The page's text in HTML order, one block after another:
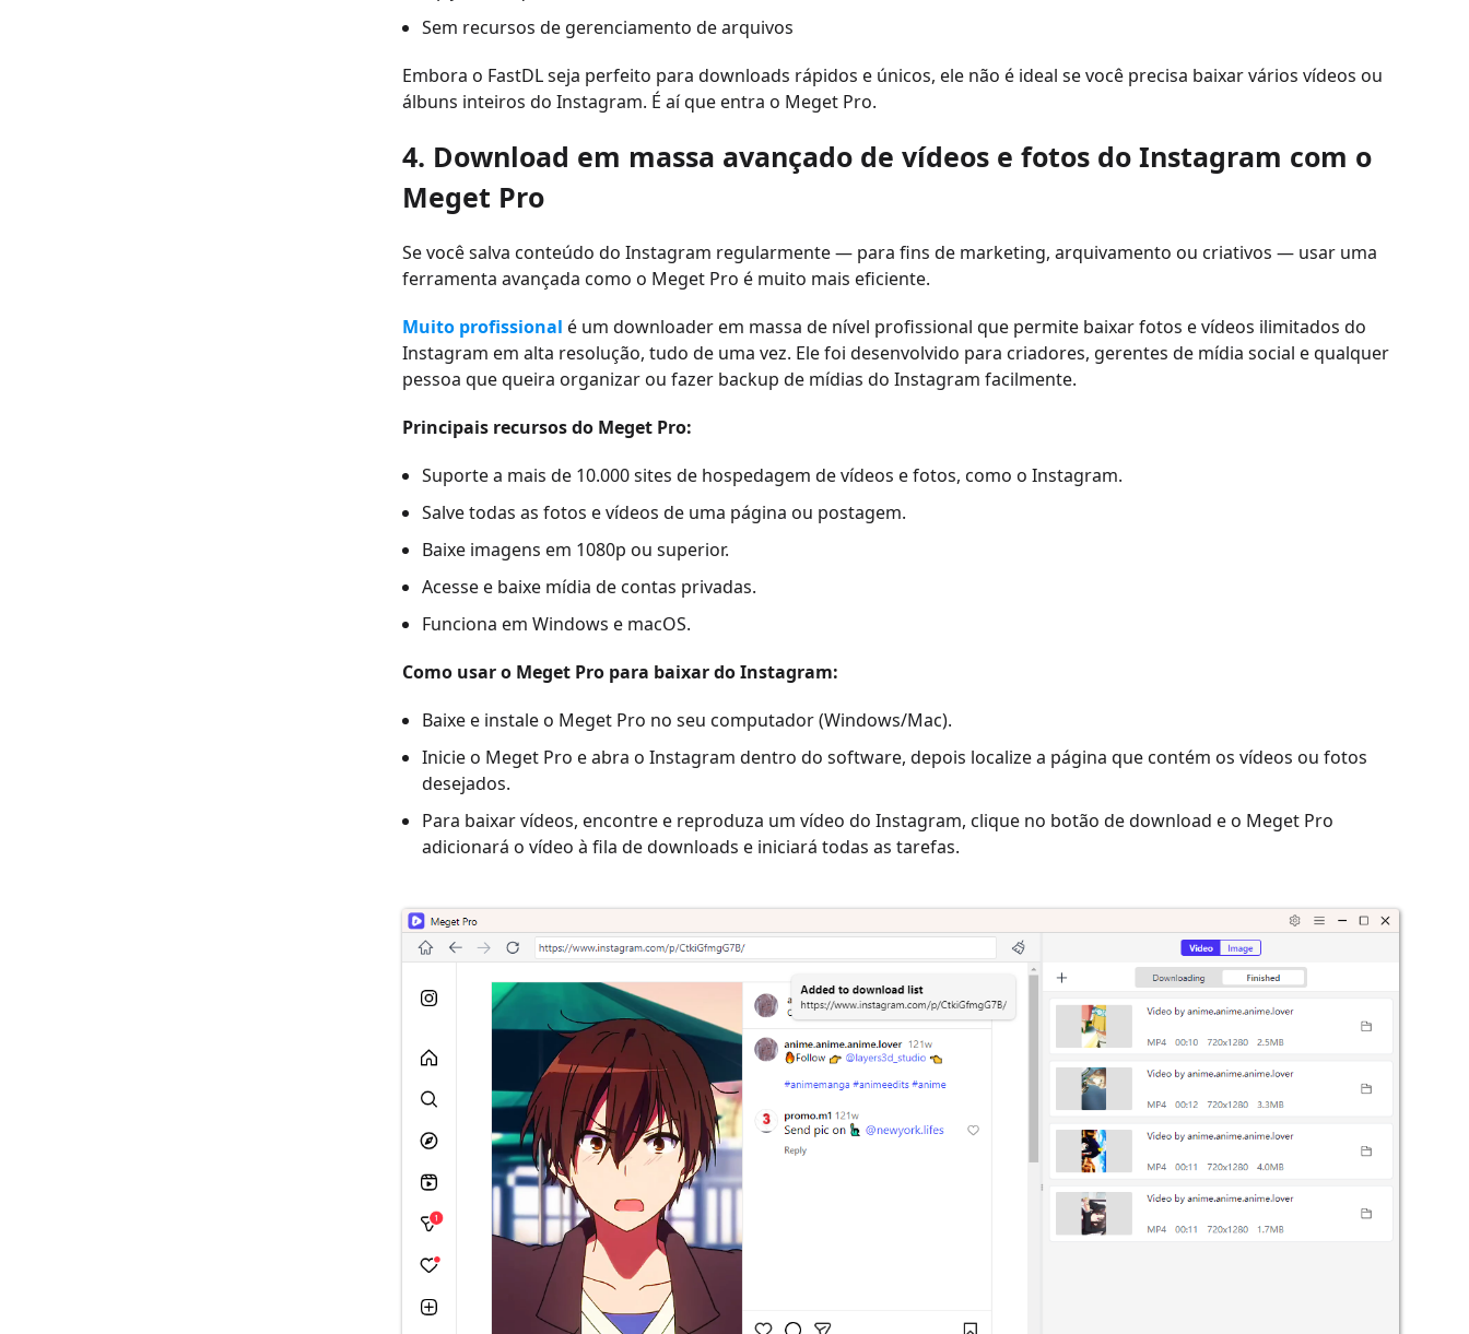
Sem recursos de gerenciamento de arquivos
Embora o FastDL seja perfeito para downloads rápidos e únicos, ele não é ideal se você precisa baixar vários vídeos ou
álbuns inteiros do Instagram. É aí que entra o Meget Pro.
4. Download em massa avançado de vídeos e fotos do Instagram com o
Meget Pro
Se você salva conteúdo do Instagram regularmente — para fins de marketing, arquivamento ou criativos — usar uma
ferramenta avançada como o Meget Pro é muito mais eficiente.
Muito profissional é um downloader em massa de nível profissional que permite baixar fotos e vídeos ilimitados do
Instagram em alta resolução, tudo de uma vez. Ele foi desenvolvido para criadores, gerentes de mídia social e qualquer
pessoa que queira organizar ou fazer backup de mídias do Instagram facilmente.
Principais recursos do Meget Pro:
Suporte a mais de 10.000 sites de hospedagem de vídeos e fotos, como o Instagram.
Salve todas as fotos e vídeos de uma página ou postagem.
Baixe imagens em 1080p ou superior.
Acesse e baixe mídia de contas privadas.
Funciona em Windows e macOS.
Como usar o Meget Pro para baixar do Instagram:
Baixe e instale o Meget Pro no seu computador (Windows/Mac).
Inicie o Meget Pro e abra o Instagram dentro do software, depois localize a página que contém os vídeos ou fotos
desejados.
Para baixar vídeos, encontre e reproduza um vídeo do Instagram, clique no botão de download e o Meget Pro
adicionará o vídeo à fila de downloads e iniciará todas as tarefas.